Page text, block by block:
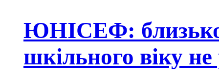
ЮНІСЕФ: близько
шкільного віку